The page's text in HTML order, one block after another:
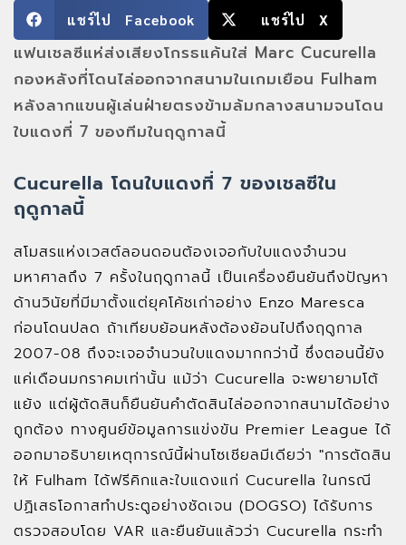
แชร์ไป Facebook แชร์ไป X
แฟนเชลซีแห่ส่งเสียงโกรธแค้นใส่ Marc Cucurella
กองหลังที่โดนไล่ออกจากสนามในเกมเยือน Fulham
หลังลากแขนผู้เล่นฝ่ายตรงข้ามล้มกลางสนามจนโดน
ใบแดงที่ 7 ของทีมในฤดูกาลนี้
Cucurella โดนใบแดงที่ 7 ของเชลซีใน
ฤดูกาลนี้
สโมสรแห่งเวสต์ลอนดอนต้องเจอกับใบแดงจำนวน
มหาศาลถึง 7 ครั้งในฤดูกาลนี้ เป็นเครื่องยืนยันถึงปัญหา
ด้านวินัยที่มีมาตั้งแต่ยุคโค้ชเก่าอย่าง Enzo Maresca
ก่อนโดนปลด ถ้าเทียบย้อนหลังต้องย้อนไปถึงฤดูกาล
2007-08 ถึงจะเจอจำนวนใบแดงมากกว่านี้ ซึ่งตอนนี้ยัง
แค่เดือนมกราคมเท่านั้น แม้ว่า Cucurella จะพยายามโต้
แย้ง แต่ผู้ตัดสินก็ยืนยันคำตัดสินไล่ออกจากสนามได้อย่าง
ถูกต้อง ทางศูนย์ข้อมูลการแข่งขัน Premier League ได้
ออกมาอธิบายเหตุการณ์นี้ผ่านโซเชียลมีเดียว่า "การตัดสิน
ให้ Fulham ได้ฟรีคิกและใบแดงแก่ Cucurella ในกรณี
ปฏิเสธโอกาสทำประตูอย่างชัดเจน (DOGSO) ได้รับการ
ตรวจสอบโดย VAR และยืนยันแล้วว่า Cucurella กระทำ